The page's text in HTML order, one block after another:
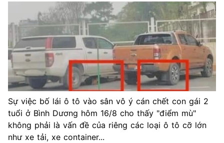
Sự việc bố lái ô tô vào sân vô ý cán chết con gái 2
tuổi ở Bình Dương hôm 16/8 cho thấy "điểm mù"
không phải là vấn đề của riêng các loại ô tô cỡ lớn
như xe tải, xe container...